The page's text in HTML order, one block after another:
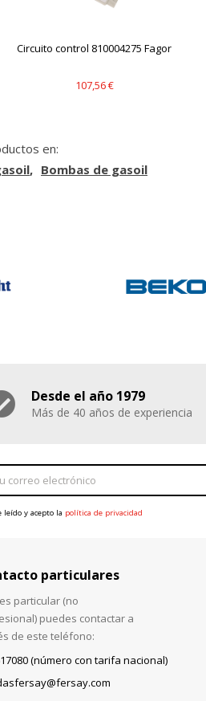
Circuito control 810004275 Fagor
107,56 €
en:
Bombas de gasoil
Desde el año 1979
Más de 40 años de experiencia
leído y acepto la política de privacidad
particulares
particular (no
puedes contactar a
de este teléfono:
(número con tarifa nacional)